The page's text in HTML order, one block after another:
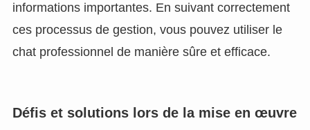
informations importantes. En suivant correctement
ces processus de gestion, vous pouvez utiliser le
chat professionnel de manière sûre et efficace.
Défis et solutions lors de la mise en œuvre